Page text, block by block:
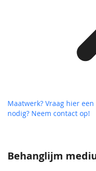
Behanglijm
Maatwerk? Vraag hier
nodig? Neem contact op!